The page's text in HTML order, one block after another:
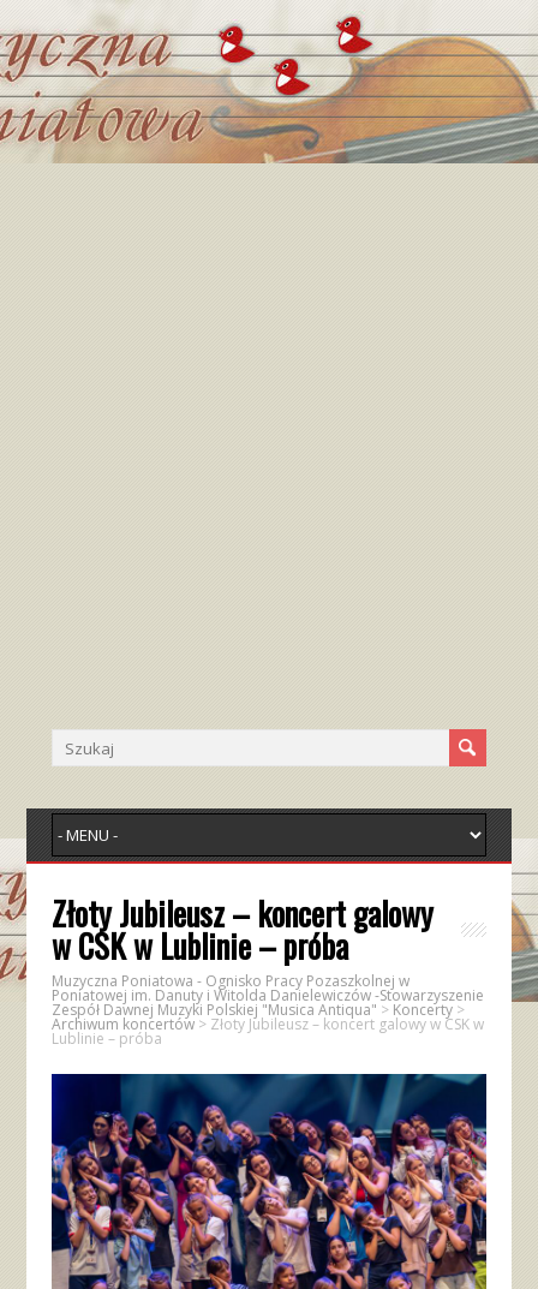
Złoty Jubileusz – koncert galowy
w CSK w Lublinie – próba
Muzyczna Poniatowa - Ognisko Pracy Pozaszkolnej w
Poniatowej im. Danuty i Witolda Danielewiczów -Stowarzyszenie
Zespół Dawnej Muzyki Polskiej "Musica Antiqua" > Koncerty>
Archiwum koncertów> Złoty Jubileusz – koncert galowy w CSK w
Lublinie – próba